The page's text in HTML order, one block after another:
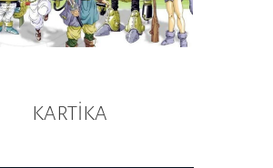
KARTİKA